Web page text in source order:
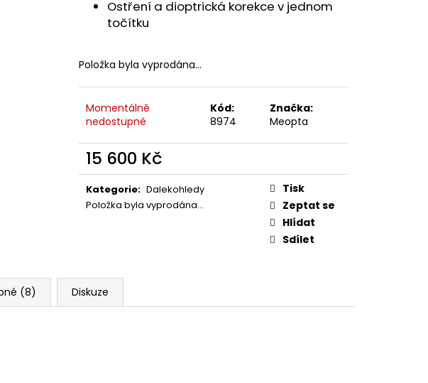
Ostření a dioptrická korekce v jednom
točítku
Položka byla vyprodána…
Momentálně
nedostupné
Kód:
8974
Značka:
Meopta
15 600 Kč
Měrná
cena:
Kategorie: Dalekohledy
Položka byla vyprodána…
Tisk
Zeptat se
Hlídat
Sdílet
(8) Diskuze
NŮŽ ZAVÍRACÍ MAUSER